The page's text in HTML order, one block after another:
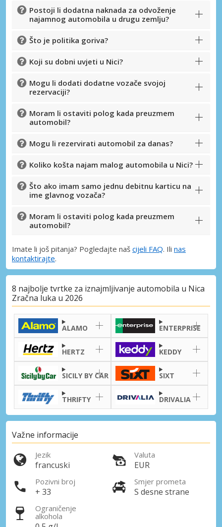
Postoji li dodatna naknada za odvoženje
najamnog automobila u drugu zemlju?
Što je politika goriva?
Koji su dobni uvjeti u Nici?
Mogu li dodati dodatne vozače svojoj
rezervaciji?
Moram li ostaviti polog kada preuzmem
automobil?
Mogu li rezervirati automobil za danas?
Koliko košta najam malog automobila u Nici?
Što ako imam samo jednu debitnu karticu na
ime glavnog vozača?
Moram li ostaviti polog kada preuzmem
automobil?
Imate li još pitanja? Pogledajte naš cijeli FAQ. Ili nas
kontaktirajte.
8 najbolje tvrtke za iznajmljivanje automobila u Nica
Zračna luka u 2026
ALAMO ENTERPRISE
HERTZ KEDDY
SICILY BY CAR SIXT
THRIFTY DRIVALIA
Važne informacije
Jezik
francuski
Valuta
EUR
Pozivni broj
+ 33
Smjer prometa
S desne strane
Ograničenje
alkohola
Posebni popusti
Pristupite ekskluzivnim ponudama naših
dobavljača
Prijava putem eLinka